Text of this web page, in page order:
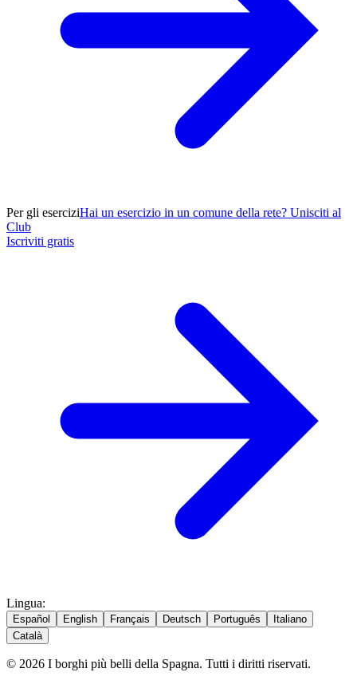
Per gli eserciziHai un esercizio in un comune della rete? Unisciti al
Club
Iscriviti gratis
Lingua:
Español English Français Deutsch Português
Italiano
Català
© 2026 I borghi più belli della Spagna. Tutti i diritti riservati.